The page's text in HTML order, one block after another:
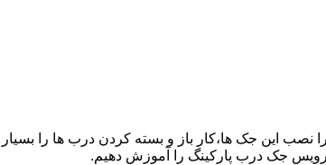
نصب این جک ها،کار باز و بسته کردن درب ها را
جک درب پارکینگ را آموزش دهیم.